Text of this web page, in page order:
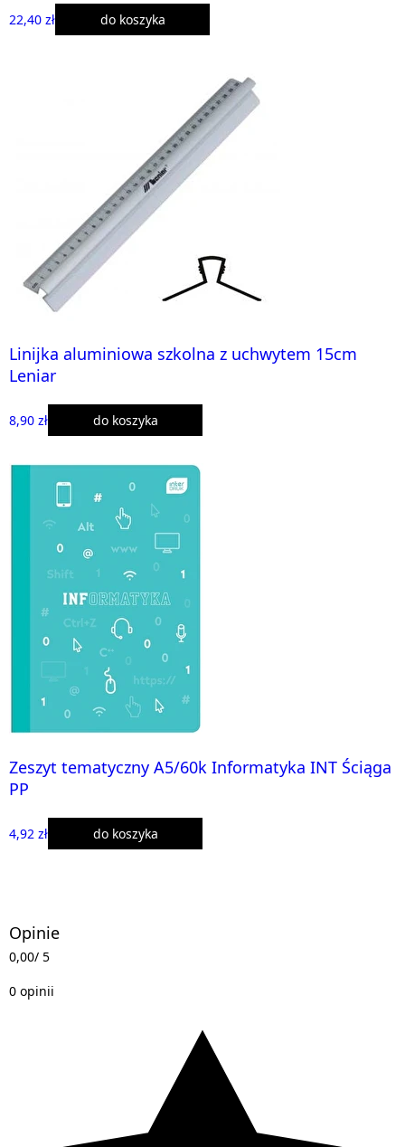
22,40 zł do koszyka
Linijka aluminiowa szkolna z uchwytem 15cm
Leniar
8,90 zł do koszyka
Zeszyt tematyczny A5/60k Informatyka INT Ściąga
PP
4,92 zł do koszyka
Opinie
0,00/ 5
0 opinii